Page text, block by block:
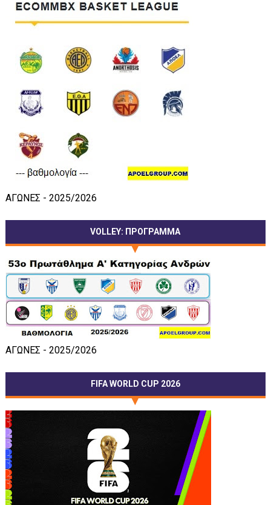
ΑΓΩΝΕΣ - 2025/2026
VOLLEY: ΠΡΟΓΡΑΜΜΑ
ΑΓΩΝΕΣ - 2025/2026
FIFA WORLD CUP 2026